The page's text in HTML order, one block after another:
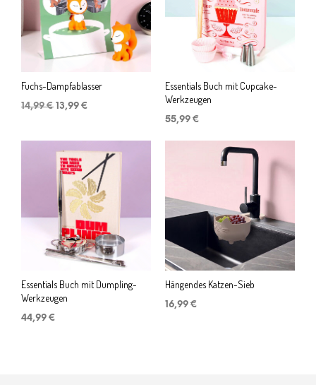
Fuchs-Dampfablasser
14,99€ Ursprünglicher
14,99 €
13,99 €
13,99 €.
Essentials Buch mit Cupcake-
Werkzeugen
55,99 €
Essentials Buch mit Dumpling-
Werkzeugen
44,99 €
Hängendes Katzen-Sieb
16,99 €